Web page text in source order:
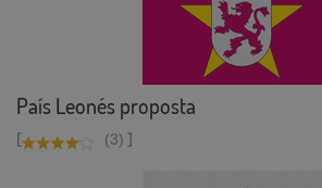
País Leonés proposta
[ (3) ]